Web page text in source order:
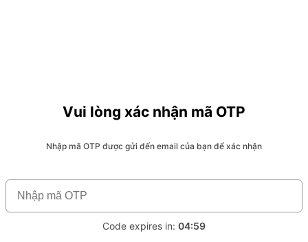
Vui lòng xác nhận mã OTP
Nhập mã OTP được gửi đến email của bạn để xác nhận
Code expires in: 04:59